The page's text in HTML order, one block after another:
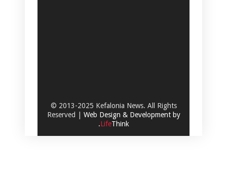
© 2013-2025 Kefalonia News. All Rights
Reserved | Web Design & Development by
.LifeThink